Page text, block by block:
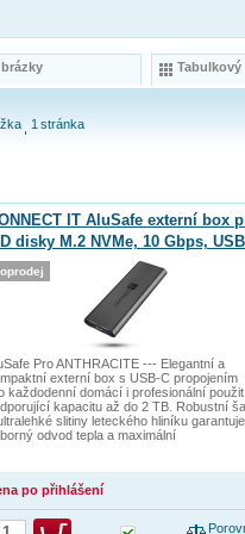
Tabulkový
1 stránka
IT AluSafe externí box
disky M.2 NVMe, 10 Gbps,
ANTRACITOVÝ
Pro ANTHRACITE --- Elegantní a
externí box s USB-C propojením
každodenní domácí i profesionální
kapacitu až do 2 TB. Robustní
slitiny leteckého hliníku garantuje
odvod tepla a maximální
po přihlášení